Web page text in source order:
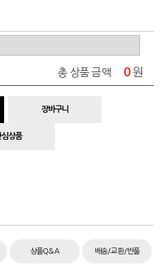
총 상품 금액 0 원
장바구니
심상품
상품Q&A 배송/교환/반품